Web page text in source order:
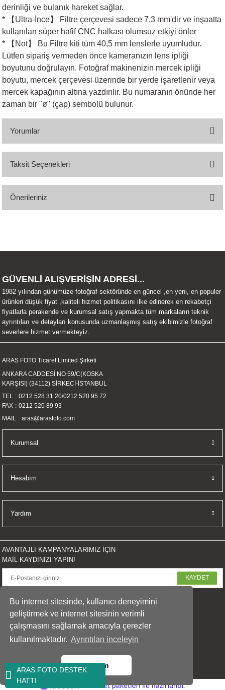
Bu internet sitesinde, kullanıcı deneyimini
geliştirmek ve internet sitesinin verimli
çalışmasını sağlamak amacıyla çerezler
kullanılmaktadır. Ayrıntıları inceleyin
Tamam
ARAS FOTO DESTEK
HATTI
derinliği ve bulanık hareket sağlar.
* 【Ultra-İnce】 Filtre çerçevesi sadece 7,3 mm'dir ve inşaatta
kullanılan süper hafif CNC halkası olumsuz etkiyi önler
* 【Not】 Bu Filtre kiti tüm 40,5 mm lenslerle uyumludur.
Lütfen sipariş vermeden önce kameranızın lens ipliği
boyutunu doğrulayın. Fotoğraf makinenizin mercek ipliği
boyutu, mercek çerçevesi üzerinde bir yerde işaretlenir veya
mercek kapağının altına yazdırılır. Bu numaranın önünde her
zaman bir "ø" (çap) sembolü bulunur.
Yorumlar
Taksit Seçenekleri
Önerileriniz
Görüş ve önerileriniz için teşekkür ederiz.
Ürün resmi kalitesiz, bozuk veya görüntülenemiyor.
Ürün açıklamasında eksik bilgiler bulunuyor.
Ürün bilgilerinde hatalar bulunuyor.
Ürün fiyatı diğer sitelerden daha pahalı.
Bu ürüne benzer farklı alternatifler olmalı.
Gönder
GÜVENLİ ALIŞVERİŞİN ADRESİ...
1982 yılından günümüze fotoğraf sektöründe en güncel ,en yeni, en populer
ürünleri düşük fiyat ,kaliteli hizmet politikasını ilke edinerek en rekabetçi
fiyatlarla perakende ve kurumsal satış yapmakta tüm markaların teknik
ayrıntıları ve detayları konusunda uzmanlaşmış satış ekibimizle fotoğraf
severlere hizmet vermekteyiz.
ARAS FOTO Ticaret Limited Şirketi
ANKARA CADDESİ NO 59/C(KOSKA
KARŞISI) (34112) SİRKECİ-İSTANBUL
TEL
0212 528 31 20/0212 520 95 72
FAX
0212 520 89 93
MAIL
aras@arasfoto.com
Kurumsal
Hesabım
Yardım
AVANTAJLI KAMPANYALARIMIZ İÇİN
MAİL KAYDINIZI YAPIN!
KAYDET
SOSYAL MEDYADA PAYLAŞ
e-
ile